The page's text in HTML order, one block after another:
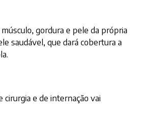
gordura e pele da própria
saudável, que dará cobertura a
e de internação vai